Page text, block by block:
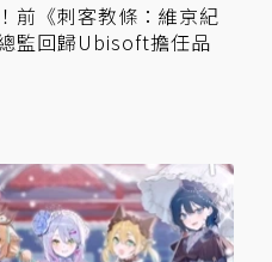
前《刺客教條：維京紀
監回歸Ubisoft擔任品